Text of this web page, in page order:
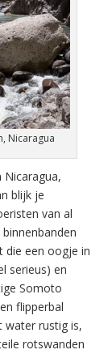
Nicaragua
Nicaragua,
blijk je
van al
die een oogje in
serieus) en
Somoto
flipperbal
water rustig is,
rotswanden